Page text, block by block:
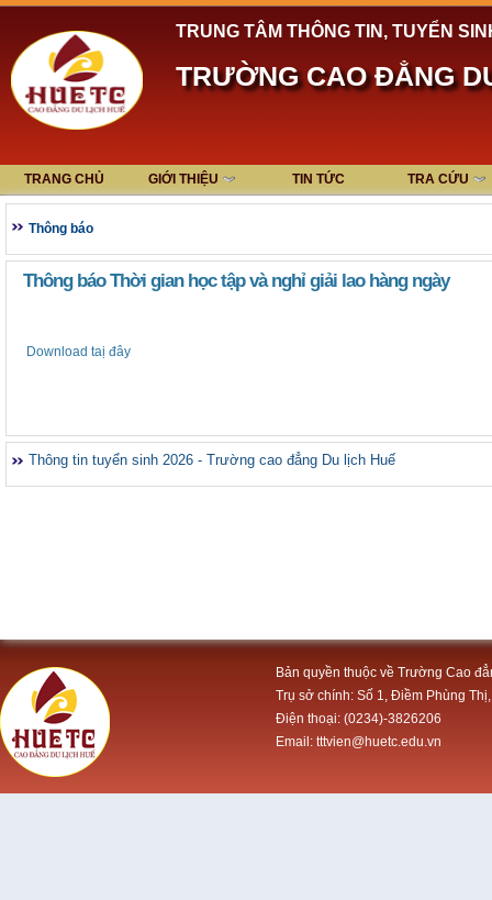
TRUNG TÂM THÔNG TIN, TUYỂN
TRƯỜNG CAO ĐẲNG
TRANG CHỦ GIỚI THIỆU TIN TỨC TRA CỨU
Thông báo
Thông báo Thời gian học tập và nghỉ giải lao hàng ngày
Download taị đây
Thông tin tuyển sinh 2026 - Trường cao đẳng Du lịch Huế
Bản quyền thuộc về Trường Cao
Trụ sở chính: Số 1, Điềm Phùng
Điện thoại: (0234)-3826206
Email: tttvien@huetc.edu.vn